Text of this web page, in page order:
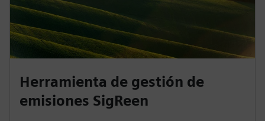
Herramienta de gestión de
emisiones SigReen